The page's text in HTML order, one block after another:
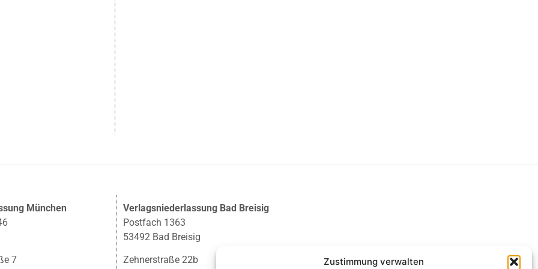
Zustimmung verwalten
München
7
Verlagsniederlassung Bad Breisig
Postfach 1363
53492 Bad Breisig
Zehnerstraße 22b